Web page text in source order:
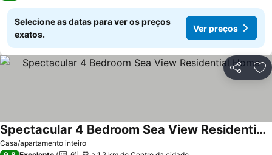
Selecione as datas para ver os preços
exatos.
Ver preços
Partilhar
Casa/apartamento inteiro
Spectacular 4 Bedroom Sea View Residential Home
Ver preços